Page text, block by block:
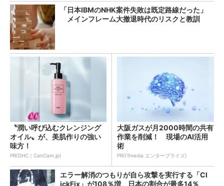
「日本IBMのNHK案件失敗は既定路線だった」
メインフレーム大撤退時代のリスクと教訓
〝潤い呼び込むクレンジング
オイル〟が、美肌作りの強い
味方！
PR(DHC｜CanCam.jp)
大阪ガスが月2000時間の共有
作業を削減！ 現場のAI活用
術
PR(ITmedia エンタープライズ)
エラー解消のつもりが自ら攻撃を実行する「Cl
ickFix」が108％増 日本の割合が最多14％